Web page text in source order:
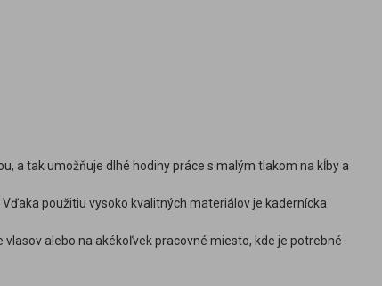
a tak umožňuje dlhé hodiny práce s malým tlakom na kĺby a
použitiu vysoko kvalitných materiálov je kadernícka
alebo na akékoľvek pracovné miesto, kde je potrebné